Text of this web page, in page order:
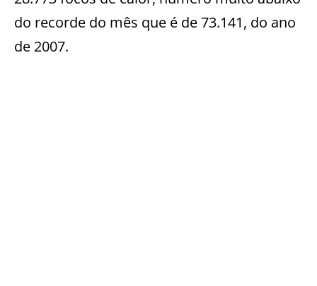
do recorde do mês que é de 73.141, do ano
de 2007.